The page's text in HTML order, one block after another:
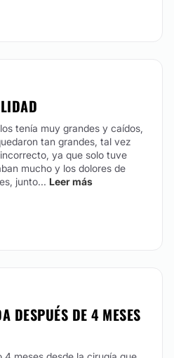
tenía muy grandes y caídos,
tan grandes, tal vez
ya que solo tuve
mucho y los dolores de
junto... Leer más
DESPUÉS DE 4 MESES